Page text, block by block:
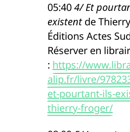
05:404/ Et
existentde
Éditions Actes
Réserver en
: https://
alip.fr/livre/
et-pourtant-ils-
thierry-froger/